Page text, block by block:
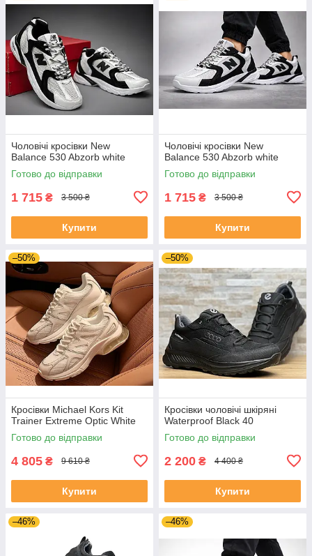
Чоловічі кросівки New
Balance 530 Abzorb white
Готово до відправки
1 715 ₴ 3 500 ₴
Купити
Чоловічі кросівки New
Balance 530 Abzorb white
Готово до відправки
1 715 ₴ 3 500 ₴
Купити
–50%
Кросівки Michael Kors Kit
Trainer Extreme Optic White
Готово до відправки
4 805 ₴ 9 610 ₴
Купити
–50%
Кросівки чоловічі шкіряні
Waterproof Black 40
Готово до відправки
2 200 ₴ 4 400 ₴
Купити
–46% –46%